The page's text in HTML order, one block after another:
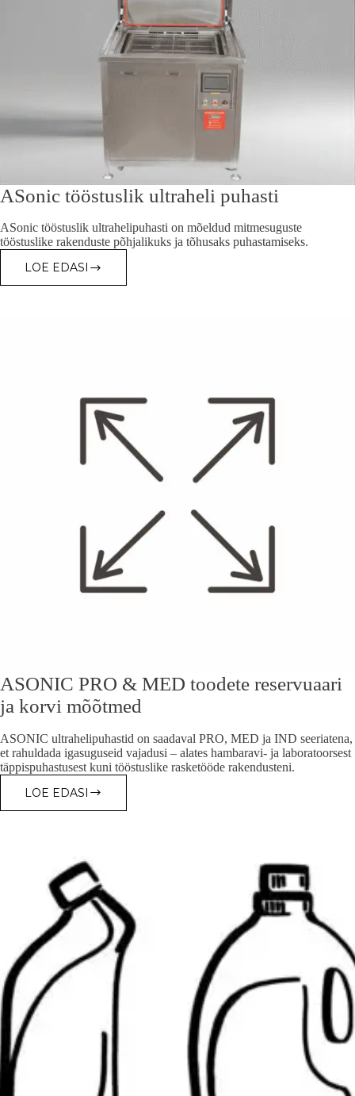
ASonic tööstuslik ultraheli puhasti
ASonic tööstuslik ultrahelipuhasti on mõeldud mitmesuguste
tööstuslike rakenduste põhjalikuks ja tõhusaks puhastamiseks.
LOE EDASI
ASONIC
TÖÖSTUSLIK
ASONIC PRO & MED toodete reservuaari
ja korvi mõõtmed
ASONIC ultrahelipuhastid on saadaval PRO, MED ja IND seeriatena,
et rahuldada igasuguseid vajadusi – alates hambaravi- ja laboratoorsest
täppispuhastusest kuni tööstuslike rasketööde rakendusteni.
LOE EDASI
ASONIC
PRO
RESERVUAARI
JA
KORVI
MÕÕTMED